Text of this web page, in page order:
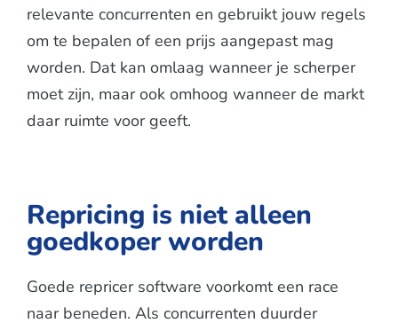
relevante concurrenten en gebruikt jouw regels
om te bepalen of een prijs aangepast mag
worden. Dat kan omlaag wanneer je scherper
moet zijn, maar ook omhoog wanneer de markt
daar ruimte voor geeft.
Repricing is niet alleen
goedkoper worden
Goede repricer software voorkomt een race
naar beneden. Als concurrenten duurder